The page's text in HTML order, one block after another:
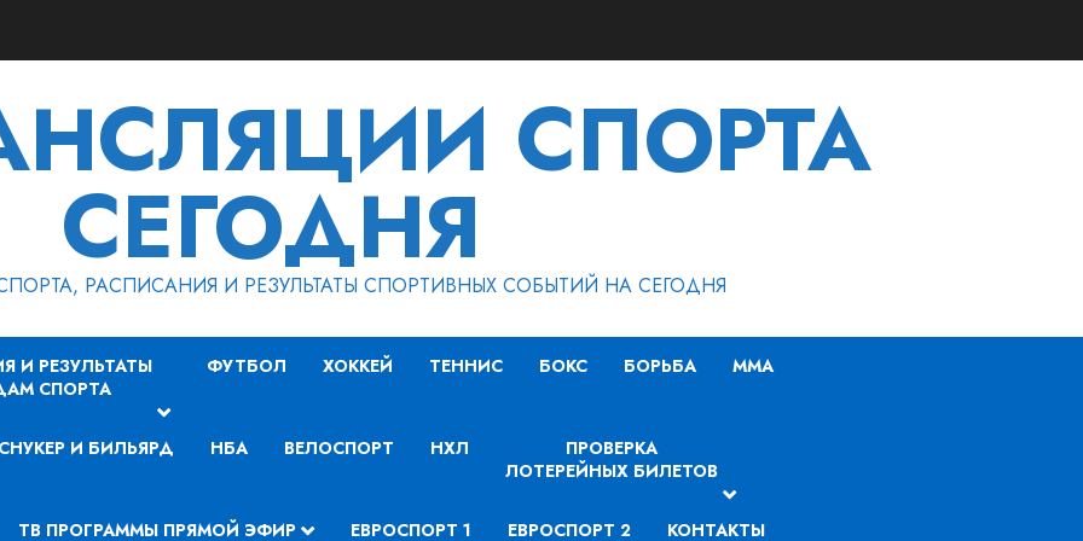
СПОРТА
СЕГОДНЯ
РАСПИСАНИЯ И РЕЗУЛЬТАТЫ СПОРТИВНЫХ СОБЫТИЙ НА СЕГОДНЯ
И РЕЗУЛЬТАТЫ
СПОРТА
ФУТБОЛ ХОККЕЙ ТЕННИС БОКС БОРЬБА MMA
СНУКЕР И БИЛЬЯРД НБА ВЕЛОСПОРТ НХЛ
ПРОВЕРКА
ЛОТЕРЕЙНЫХ БИЛЕТОВ
ТВ ПРОГРАММЫ ПРЯМОЙ ЭФИР ЕВРОСПОРТ 1 ЕВРОСПОРТ 2 КОНТАКТЫ